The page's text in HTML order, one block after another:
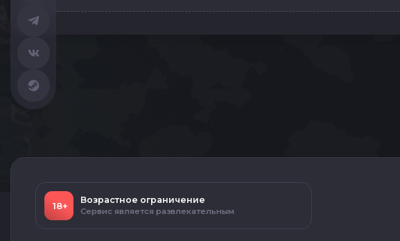
18+
Возрастное ограничение
Сервис является развлекательным